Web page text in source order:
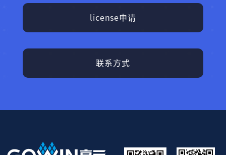
license申请
联系方式